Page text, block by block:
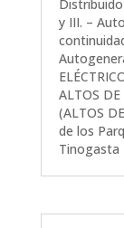
y III. –
ALTOS
(ALTOS
de los
Tinogasta